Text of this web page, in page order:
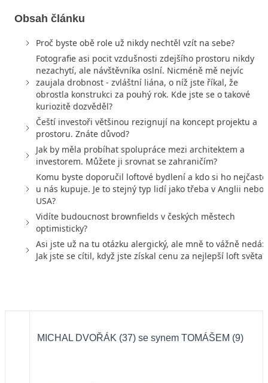
Obsah článku
Proč byste obě role už nikdy nechtěl vzít na sebe?
Fotografie asi pocit vzdušnosti zdejšího prostoru nikdy
nezachytí, ale návštěvníka oslní. Nicméně mě nejvíc
zaujala drobnost - zvláštní liána, o níž jste říkal, že
obrostla konstrukci za pouhý rok. Kde jste se o takové
kuriozitě dozvěděl?
Čeští investoři většinou rezignují na koncept projektu a
prostoru. Znáte důvod?
Jak by měla probíhat spolupráce mezi architektem a
investorem. Můžete ji srovnat se zahraničím?
Komu byste doporučil loftové bydlení a kdo si ho
u nás kupuje. Je to stejný typ lidí jako třeba v Anglii nebo
USA?
Vidíte budoucnost brownfields v českých městech
optimisticky?
Asi jste už na tu otázku alergický, ale mně to vážně nedá:
Jak jste se cítil, když jste získal cenu za nejlepší loft světa?
MICHAL DVOŘÁK (37) se synem TOMÁŠEM (9)